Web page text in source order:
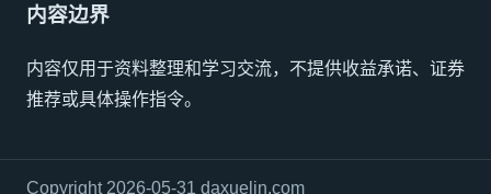
内容边界
内容仅用于资料整理和学习交流，不提供收益承诺、证券
推荐或具体操作指令。
Copyright 2026-05-31 daxuelin.com